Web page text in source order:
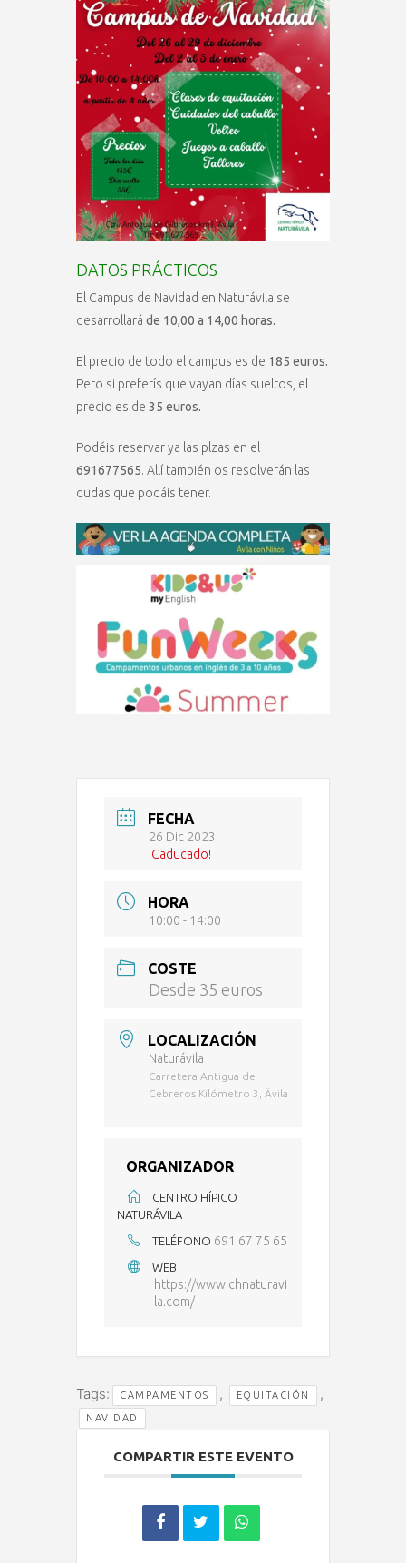
DATOS PRÁCTICOS
El Campus de Navidad en Naturávila se
desarrollará de 10,00 a 14,00 horas.
El precio de todo el campus es de 185 euros.
Pero si preferís que vayan días sueltos, el
precio es de 35 euros.
Podéis reservar ya las plzas en el
691677565. Allí también os resolverán las
dudas que podáis tener.
FECHA
26 Dic 2023
¡Caducado!
HORA
10:00 - 14:00
COSTE
Desde 35 euros
LOCALIZACIÓN
Naturávila
Carretera Antigua de
Cebreros Kilómetro 3, Ävila
ORGANIZADOR
CENTRO HÍPICO
NATURÁVILA
TELÉFONO 691 67 75 65
WEB
https://www.chnaturavi
la.com/
Tags: CAMPAMENTOS , EQUITACIÓN ,
NAVIDAD
COMPARTIR ESTE EVENTO